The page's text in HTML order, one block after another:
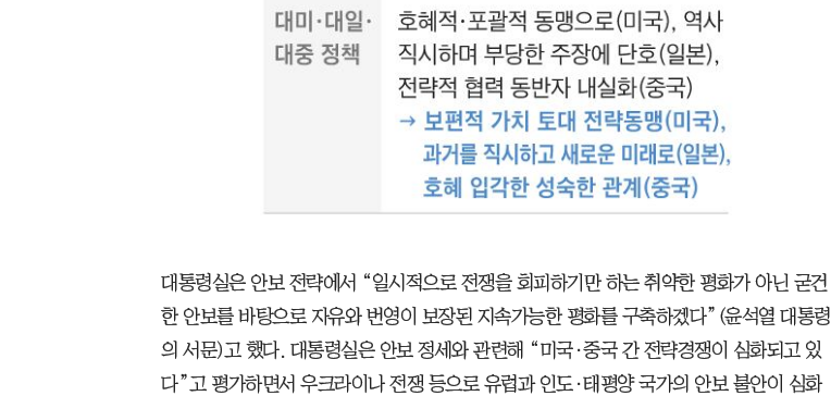
대통령실은 안보 전략에서 “일시적으로 전쟁을 회피하기만 하는 취약한 평화가 아닌 굳건
한 안보를 바탕으로 자유와 번영이 보장된 지속가능한 평화를 구축하겠다”(윤석열 대통령
의 서문)고 했다. 대통령실은 안보 정세와 관련해 “미국·중국 간 전략경쟁이 심화되고 있
다”고 평가하면서 우크라이나 전쟁 등으로 유럽과 인도·태평양 국가의 안보 불안이 심화